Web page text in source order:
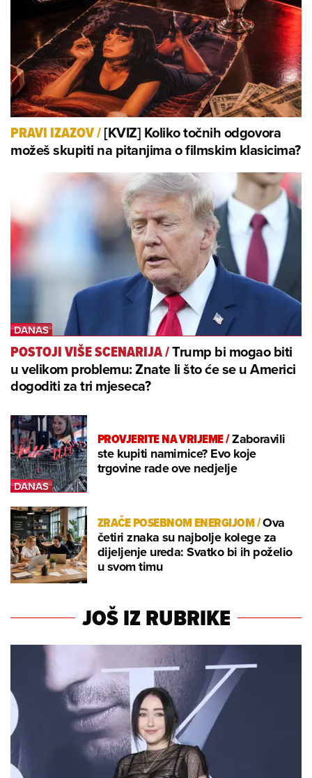
PRAVI IZAZOV/[KVIZ] Koliko točnih odgovora
možeš skupiti na pitanjima o filmskim klasicima?
POSTOJI VIŠE SCENARIJA/Trump bi mogao biti
u velikom problemu: Znate li što će se u Americi
dogoditi za tri mjeseca?
PROVJERITE NA VRIJEME/Zaboravili
ste kupiti namirnice? Evo koje
trgovine rade ove nedjelje
ZRAČE POSEBNOM ENERGIJOM/Ova
četiri znaka su najbolje kolege za
dijeljenje ureda: Svatko bi ih poželio
u svom timu
JOŠ IZ RUBRIKE